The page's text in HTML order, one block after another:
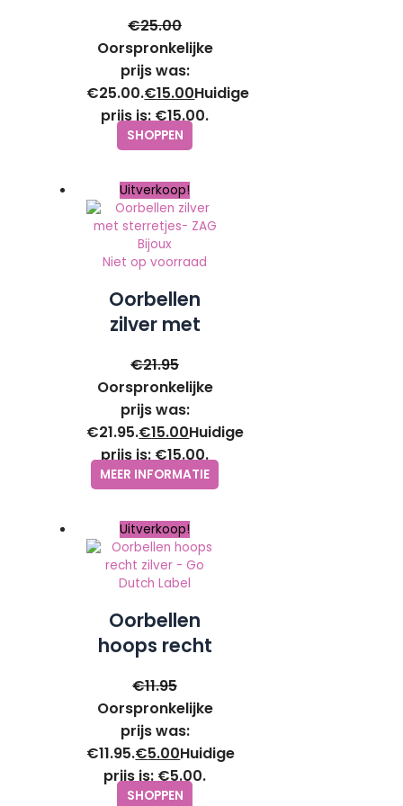
steker- ZAG
Bijoux
€25.00
Oorspronkelijke
prijs was:
€25.00.€15.00Huidige
prijs is: €15.00.
SHOPPEN
Uitverkoop!
Niet op voorraad
Oorbellen
zilver met
ZAG Bijoux
€21.95
Oorspronkelijke
prijs was:
€21.95.€15.00Huidige
prijs is: €15.00.
MEER INFORMATIE
Uitverkoop!
Oorbellen
hoops recht
Dutch Label
€11.95
Oorspronkelijke
prijs was:
€11.95.€5.00Huidige
prijs is: €5.00.
SHOPPEN